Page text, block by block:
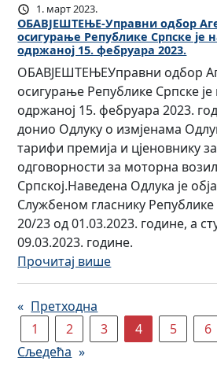
о
с
и
г
у
р
а
њ
а
Р
е
п
и
у
о
с
и
г
у
р
а
њ
у
о
д
р
ж
а
х
а
п
о
л
а
г
а
њ
е
с
т
р
у
ч
н
и
у
к
а
ц
и
ј
е
к
а
н
д
и
а
е
п
у
б
л
и
к
е
С
р
п
с
к
е
у
с
е
н
ц
и
ј
а
з
а
о
с
и
г
у
р
а
Р
1. март 2023.
ОБАВЈЕШТЕЊЕ-Управни одбор
осигурање Републике Српске је
одржаној 15. фебруара 2023.
ОБАВЈЕШТЕЊЕУправни одбор
осигурање Републике Српске је
одржаној 15. фебруара 2023.
донио Одлуку о измјенама
тарифи премија и цјеновнику
одговорности за моторна
Српској.Наведена Одлука је
Службеном гласнику Републике
20/23 од 01.03.2023. године, а
09.03.2023. године.
Прочитај више:
О
А
« Претходна
1
2 3 4 5 6
Сљедећа »